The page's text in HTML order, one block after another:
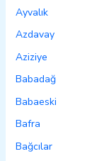
Ayvalık
Azdavay
Aziziye
Babadağ
Babaeski
Bafra
Bağcılar